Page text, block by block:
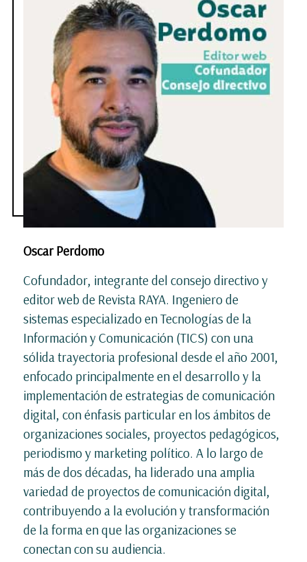
Oscar Perdomo
Cofundador, integrante del consejo directivo y
editor web de Revista RAYA. Ingeniero de
sistemas especializado en Tecnologías de la
Información y Comunicación (TICS) con una
sólida trayectoria profesional desde el año 2001,
enfocado principalmente en el desarrollo y la
implementación de estrategias de comunicación
digital, con énfasis particular en los ámbitos de
organizaciones sociales, proyectos pedagógicos,
periodismo y marketing político. A lo largo de
más de dos décadas, ha liderado una amplia
variedad de proyectos de comunicación digital,
contribuyendo a la evolución y transformación
de la forma en que las organizaciones se
conectan con su audiencia.